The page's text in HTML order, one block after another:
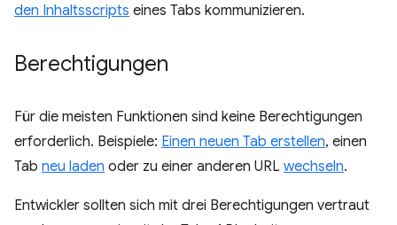
den Inhaltsscripts eines Tabs kommunizieren.
Berechtigungen
Für die meisten Funktionen sind keine Berechtigungen
erforderlich. Beispiele: Einen neuen Tab erstellen, einen
Tab neu laden oder zu einer anderen URL wechseln.
Entwickler sollten sich mit drei Berechtigungen vertraut